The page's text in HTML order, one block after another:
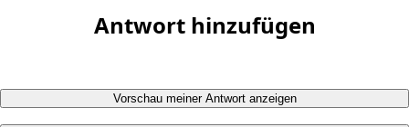
Antwort hinzufügen
Vorschau meiner Antwort anzeigen